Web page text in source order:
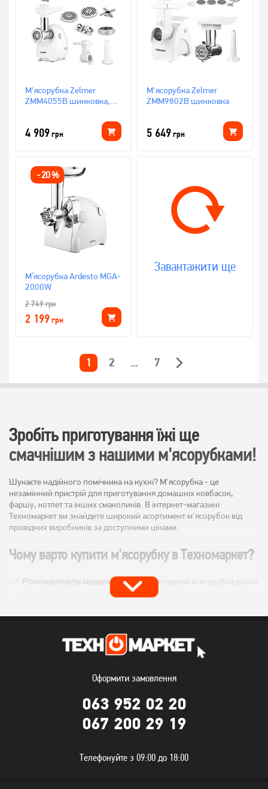
М'ясорубка Zelmer
ZMM4055B шинковка,
4 909грн
М'ясорубка Zelmer
ZMM9802B шинковка
5 649грн
-20%
М’ясорубка Ardesto MGA-
2000W
2 749грн
2 199грн
Завантажити ще
1 2 ... 7
Зробіть приготування їжі ще
смачнішим з нашими м'ясорубками!
Шукаєте надійного помічника на кухні? М'ясорубка - це
незамінний пристрій для приготування домашніх ковбасок,
фаршу, котлет та інших смаколиків. В інтернет-магазині
Техномаркет ви знайдете широкий асортимент м'ясорубок від
провідних виробників за доступними цінами.
Чому варто купити м'ясорубку в Техномаркет?
Різноманітність моделей:
У нас представлені м'ясорубки різної
потужності, з різним набором насадок та додаткових функцій.
виробниками, тому всі м'ясорубки в нашому каталозі
відрізняються високою якістю та довговічністю.
У нас ви знайдете м'ясорубки на будь-який
точку України в найкоротші терміни.
Як вибрати м'ясорубку?
Оформити замовлення
063 952 02 20
067 200 29 19
Телефонуйте з 09:00 до 18:00